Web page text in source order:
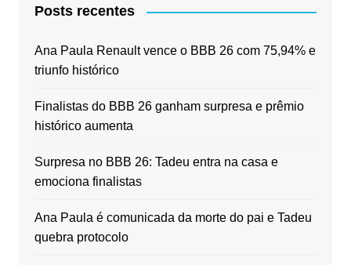
Posts recentes
Ana Paula Renault vence o BBB 26 com 75,94% e
triunfo histórico
Finalistas do BBB 26 ganham surpresa e prêmio
histórico aumenta
Surpresa no BBB 26: Tadeu entra na casa e
emociona finalistas
Ana Paula é comunicada da morte do pai e Tadeu
quebra protocolo